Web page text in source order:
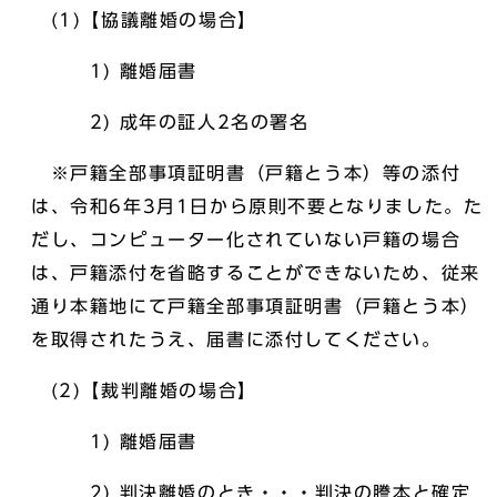
(1)【協議離婚の場合】
1) 離婚届書
2) 成年の証人2名の署名
※戸籍全部事項証明書（戸籍とう本）等の添付
は、令和6年3月1日から原則不要となりました。た
だし、コンピューター化されていない戸籍の場合
は、戸籍添付を省略することができないため、従来
通り本籍地にて戸籍全部事項証明書（戸籍とう本）
を取得されたうえ、届書に添付してください。
(2)【裁判離婚の場合】
1) 離婚届書
2) 判決離婚のとき・・・判決の謄本と確定